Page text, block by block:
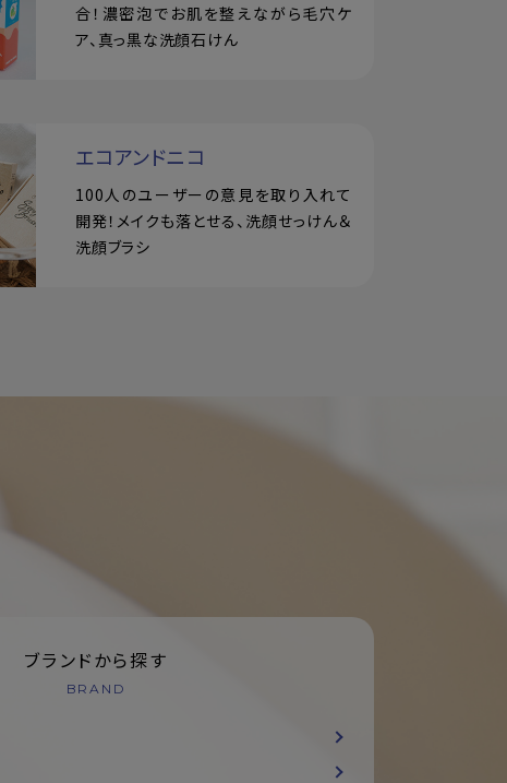
合！濃密泡でお肌を整えながら毛穴ケ
ア、真っ黒な洗顔石けん
エコアンドニコ
100人のユーザーの意見を取り入れて
開発！メイクも落とせる、洗顔せっけん＆
洗顔ブラシ
ブランドから探す
BRAND